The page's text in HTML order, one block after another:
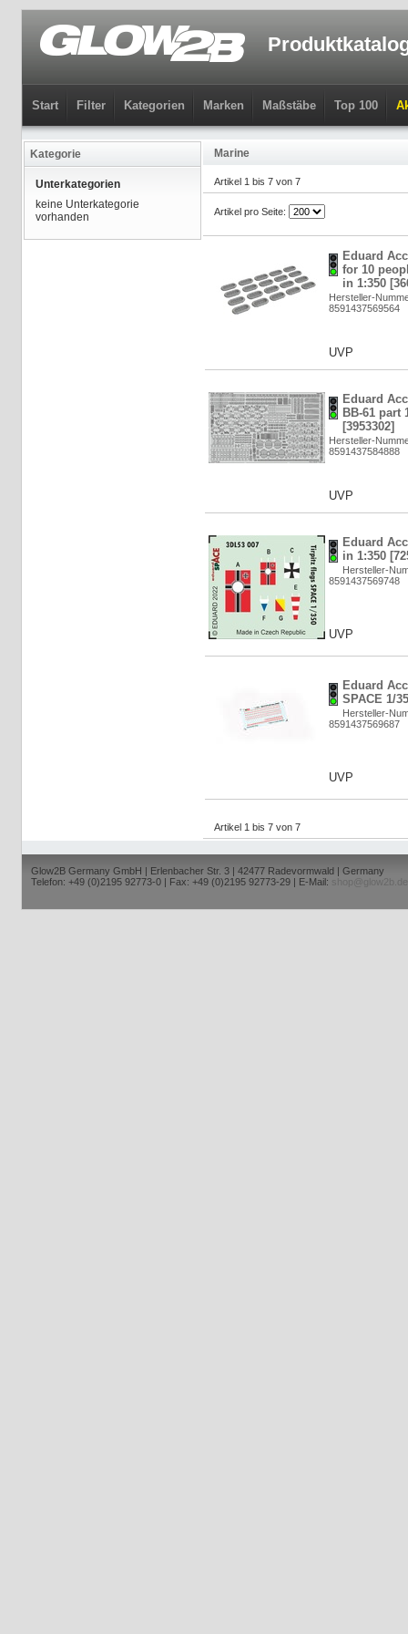
Start Filter Kategorien Marken Maßstäbe Top 100
Kategorie
Unterkategorien
keine Unterkategorie
vorhanden
Marine
Artikel 1 bis 7 von 7
Artikel pro Seite:
Eduard
for 10
in 1:350
Hersteller-
8591437569564
UVP
Eduard
BB-61 part
[3953302]
Hersteller-
8591437584888
UVP
Eduard
in 1:350
Hersteller-
8591437569748
UVP
Eduard
SPACE 1/
Hersteller-
8591437569687
UVP
Artikel 1 bis 7 von 7
Glow2B Germany GmbH | Erlenbacher Str. 3 | 42477 Radevormwald | Germany
Telefon: +49 (0)2195 92773-0 | Fax: +49 (0)2195 92773-29 | E-Mail:
shop@glow2b.de